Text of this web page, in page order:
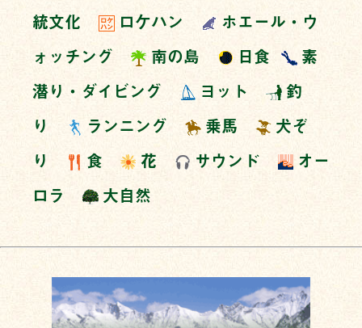
統文化
ロケハン
ホエール・ウ
ォッチング
南の島 日食
素
潜り・ダイビング
ヨット
釣
り
ランニング 乗馬
犬ぞ
り
食 花 サウンド
オー
ロラ
大自然